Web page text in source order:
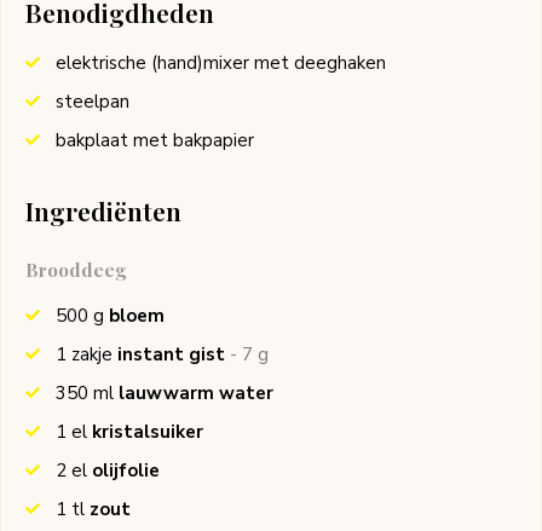
Benodigdheden
elektrische (hand)mixer met deeghaken
steelpan
bakplaat met bakpapier
Ingrediënten
Brooddeeg
500 g bloem
1 zakje instant gist - 7 g
350 ml lauwwarm water
1 el kristalsuiker
2 el olijfolie
1 tl zout